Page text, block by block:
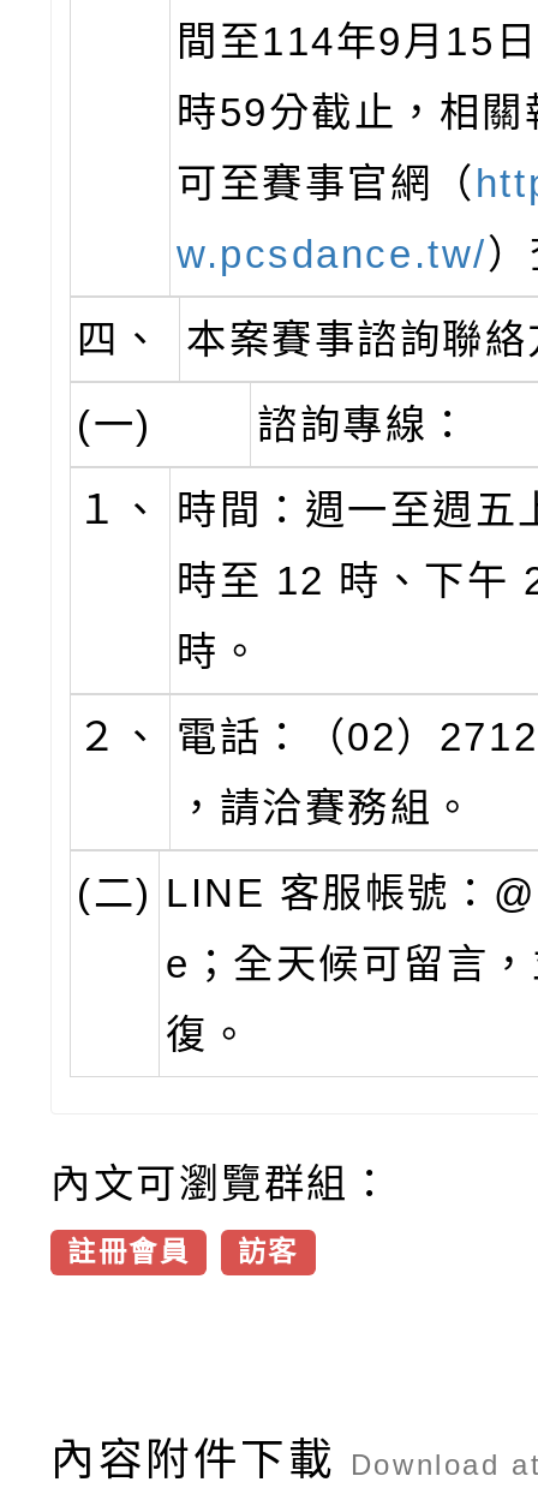
間至114年9月15
時59分截止，相關
可至賽事官網（
w.pcsdance.tw/
四、
本案賽事諮詢聯
(一)
諮詢專線：
１、
時間：週一至週五
時至 12 時、下午
時。
２、
電話：（02）
，請洽賽務組。
(二) LINE 客服帳號：
e；全天候可留言
復。
內文可瀏覽群組：
註冊會員 訪客
內容附件下載 Download